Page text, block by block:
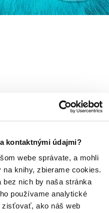
kontaktnými údajmi?
webe správate, a mohli
knihy, zbierame cookies.
bez nich by naša stránka
používame analytické
zisťovať, ako náš web
kde práca v továrni
na sklade, máme však už iba
rýchlo, ponáhľajte sa!
zvyčajne do štyroch dní.